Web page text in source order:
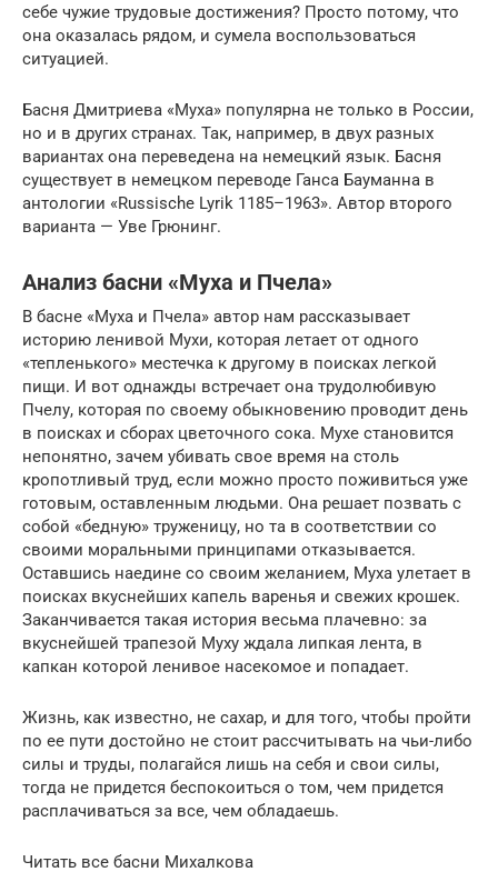
себе чужие трудовые достижения? Просто потому, что
она оказалась рядом, и сумела воспользоваться
ситуацией.
Басня Дмитриева «Муха» популярна не только в России,
но и в других странах. Так, например, в двух разных
вариантах она переведена на немецкий язык. Басня
существует в немецком переводе Ганса Бауманна в
антологии «Russische Lyrik 1185–1963». Автор второго
варианта — Уве Грюнинг.
Анализ басни «Муха и Пчела»
В басне «Муха и Пчела» автор нам рассказывает
историю ленивой Мухи, которая летает от одного
«тепленького» местечка к другому в поисках легкой
пищи. И вот однажды встречает она трудолюбивую
Пчелу, которая по своему обыкновению проводит день
в поисках и сборах цветочного сока. Мухе становится
непонятно, зачем убивать свое время на столь
кропотливый труд, если можно просто поживиться уже
готовым, оставленным людьми. Она решает позвать с
собой «бедную» труженицу, но та в соответствии со
своими моральными принципами отказывается.
Оставшись наедине со своим желанием, Муха улетает в
поисках вкуснейших капель варенья и свежих крошек.
Заканчивается такая история весьма плачевно: за
вкуснейшей трапезой Муху ждала липкая лента, в
капкан которой ленивое насекомое и попадает.
Жизнь, как известно, не сахар, и для того, чтобы пройти
по ее пути достойно не стоит рассчитывать на чьи-либо
силы и труды, полагайся лишь на себя и свои силы,
тогда не придется беспокоиться о том, чем придется
расплачиваться за все, чем обладаешь.
Читать все басни Михалкова